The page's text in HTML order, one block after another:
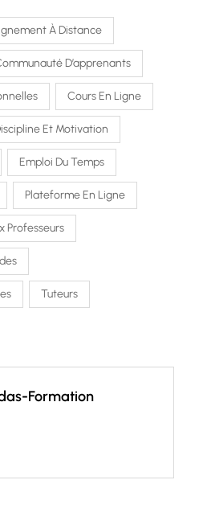
À Distance
D’apprenants
Cours En Ligne
Et Motivation
Emploi Du Temps
Plateforme En Ligne
Professeurs
Tuteurs
Formation